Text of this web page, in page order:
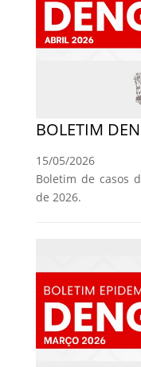
BOLETIM
15/05/2026
Boletim de casos
de 2026.